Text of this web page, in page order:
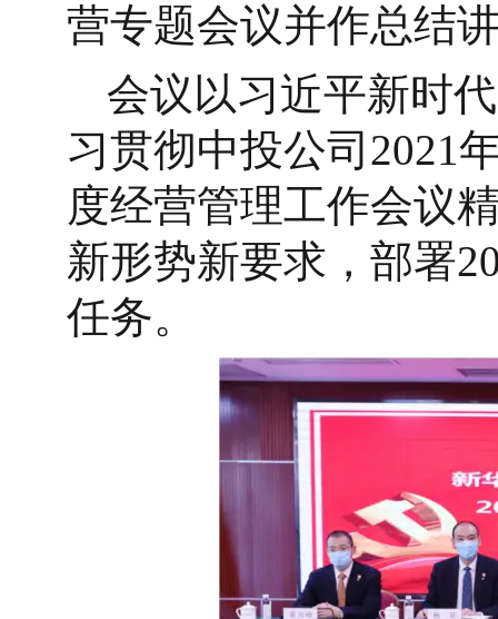
营专题会议并作总结
会议以习近平新时
习贯彻中投公司2021
度经营管理工作会议
新形势新要求，部署
任务。